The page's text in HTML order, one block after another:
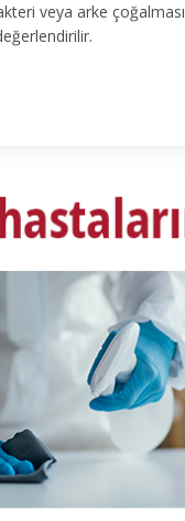
veya arke çoğalması